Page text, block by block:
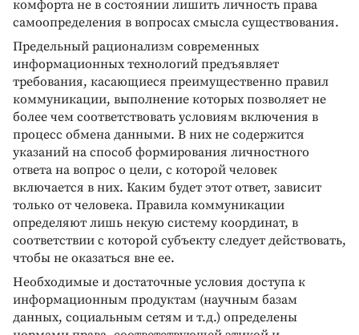
комфорта не в состоянии лишить личность права
самоопределения в вопросах смысла существования.
Предельный рационализм современных
информационных технологий предъявляет
требования, касающиеся преимущественно правил
коммуникации, выполнение которых позволяет не
более чем соответствовать условиям включения в
процесс обмена данными. В них не содержится
указаний на способ формирования личностного
ответа на вопрос о цели, с которой человек
включается в них. Каким будет этот ответ, зависит
только от человека. Правила коммуникации
определяют лишь некую систему координат, в
соответствии с которой субъекту следует действовать,
чтобы не оказаться вне ее.
Необходимые и достаточные условия доступа к
информационным продуктам (научным базам
данных, социальным сетям и т.д.) определены